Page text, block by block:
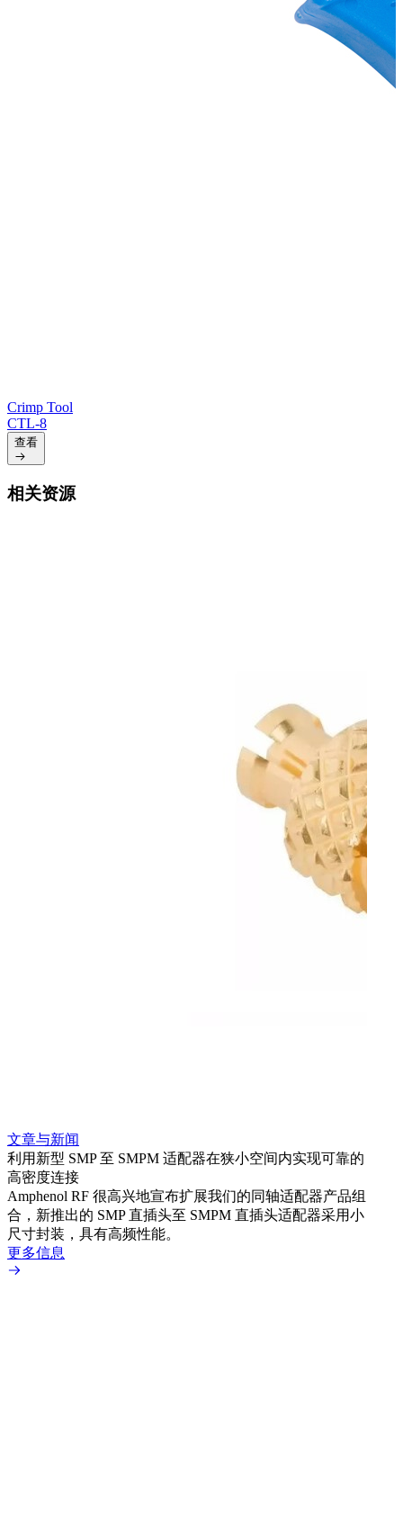
Crimp Tool
CTL-8
查看
相关资源
文章与新闻
利用新型 SMP 至 SMPM 适配器在狭小空间内实现可靠的
高密度连接
Amphenol RF 很高兴地宣布扩展我们的同轴适配器产品组
合，新推出的 SMP 直插头至 SMPM 直插头适配器采用小
尺寸封装，具有高频性能。
更多信息